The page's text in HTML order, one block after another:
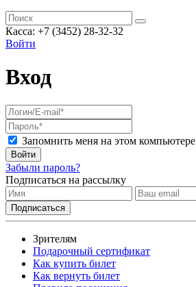
Касса: +7 (3452) 28-32-32
Войти
Вход
Запомнить меня на этом компьютере
Войти
Забыли пароль?
Подписаться на рассылку
Зрителям
Подарочный сертификат
Как купить билет
Как вернуть билет